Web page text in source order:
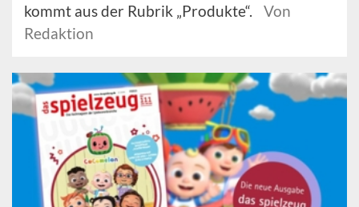
kommt aus der Rubrik „Produkte“.
Von
Redaktion